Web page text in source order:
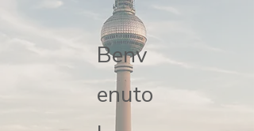
Benv
enuto